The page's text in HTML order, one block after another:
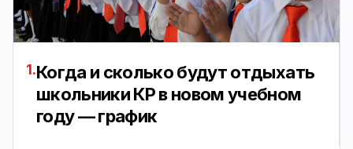
1.Когда и сколько будут отдыхать
школьники КР в новом учебном
году — график